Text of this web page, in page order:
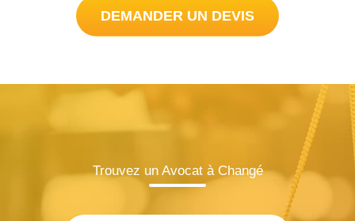
DEMANDER UN DEVIS
Trouvez un Avocat à Changé